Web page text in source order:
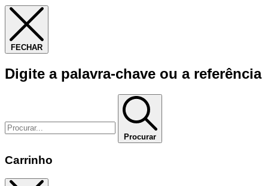
FECHAR
Digite a palavra-chave ou a referência
Procurar
Carrinho